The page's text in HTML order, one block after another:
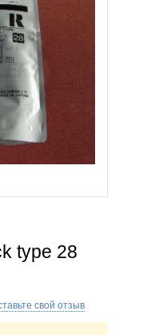
type 28
свой отзыв